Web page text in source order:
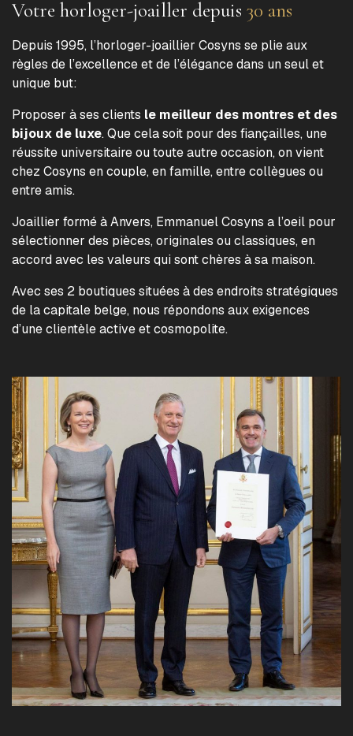
Votre horloger-joailler depuis 30 ans
Depuis 1995, l’horloger-joaillier Cosyns se plie aux
règles de l’excellence et de l’élégance dans un seul et
unique but:
Proposer à ses clients le meilleur des montres et des
bijoux de luxe. Que cela soit pour des fiançailles, une
réussite universitaire ou toute autre occasion, on vient
chez Cosyns en couple, en famille, entre collègues ou
entre amis.
Joaillier formé à Anvers, Emmanuel Cosyns a l’oeil pour
sélectionner des pièces, originales ou classiques, en
accord avec les valeurs qui sont chères à sa maison.
Avec ses 2 boutiques situées à des endroits stratégiques
de la capitale belge, nous répondons aux exigences
d’une clientèle active et cosmopolite.